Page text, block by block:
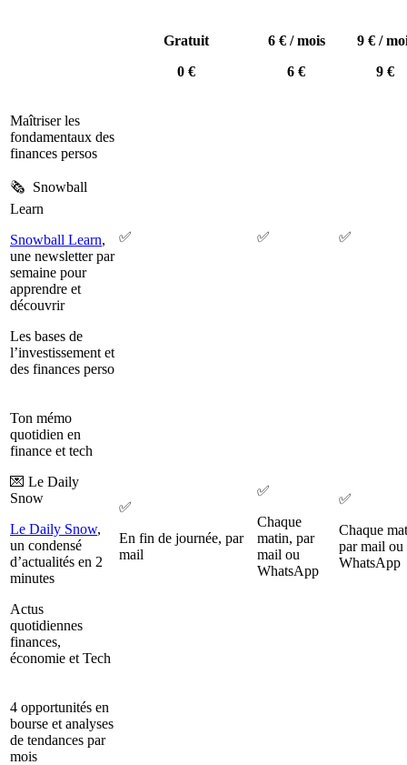
Gratuit
0 €
6 € / mois
6 €
9 € /
9 €
Maîtriser les
fondamentaux des
finances persos
🗞️ Snowball
Learn
Snowball Learn,
une newsletter par
semaine pour
apprendre et
découvrir
Les bases de
l’investissement et
des finances perso
✅ ✅ ✅
Ton mémo
quotidien en
finance et tech
💌 Le Daily
Snow
Le Daily Snow,
un condensé
d’actualités en 2
minutes
Actus
quotidiennes
finances,
économie et Tech
✅
En fin de journée, par
mail
✅
Chaque
matin, par
mail ou
WhatsApp
✅
Chaque
par mail ou
WhatsApp
4 opportunités en
bourse et analyses
de tendances par
mois